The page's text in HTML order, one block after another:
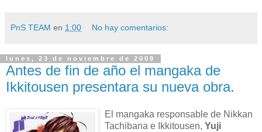
PnS TEAM en 1:00 No hay comentarios:
lunes, 23 de noviembre de 2009
Antes de fin de año el mangaka de
Ikkitousen presentara su nueva obra.
El mangaka responsable de Nikkan
Tachibana e Ikkitousen, Yuji